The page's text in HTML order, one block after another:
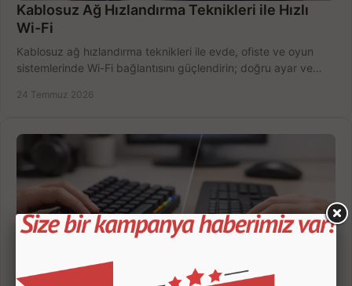
Kablosuz Ağ Hızlandırma Teknikleri ile Hızlı
Wi-Fi
Kablosuz ağ hızlandırma teknikleri ile evde, ofiste ve oyun
sistemlerinde Wi-Fi bağlantısını güçlendirin; doğru ayar ve
24 Temmuz 2026